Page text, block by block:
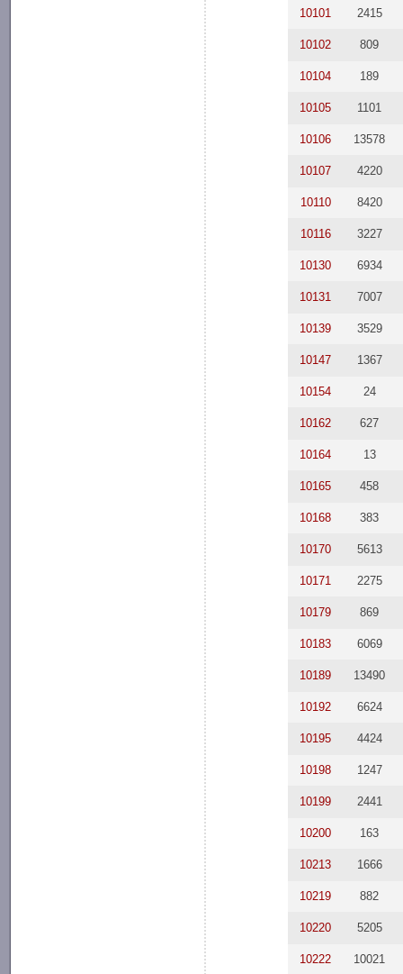
10101 2415
10102 809
10104 189
10105 1101
10106 13578
10107 4220
10110 8420
10116 3227
10130 6934
10131 7007
10139 3529
10147 1367
10154 24
10162 627
10164 13
10165 458
10168 383
10170 5613
10171 2275
10179 869
10183 6069
10189 13490
10192 6624
10195 4424
10198 1247
10199 2441
10200 163
10213 1666
10219 882
10220 5205
10222 10021